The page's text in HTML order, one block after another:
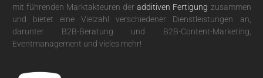
mit führenden Marktakteuren deradditiven Fertigung zusammen
und bietet eine Vielzahl verschiedener Dienstleistungen an,
darunter B2B-Beratung und B2B-Content-Marketing,
Eventmanagement und vieles mehr!